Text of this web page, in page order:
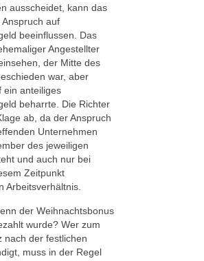
ausscheidet, kann das
auf
beeinflussen. Das
Angestellter
der Mitte des
war, aber
ein anteiliges
beharrte. Die Richter
ab, da der Anspruch
Unternehmen
des jeweiligen
und auch nur bei
Zeitpunkt
Arbeitsverhältnis.
der Weihnachtsbonus
wurde? Wer zum
nach der festlichen
muss in der Regel